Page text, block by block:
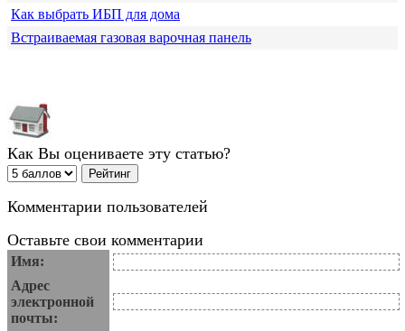
Как выбрать ИБП для дома
Встраиваемая газовая варочная панель
Как Вы оцениваете эту статью?
Комментарии пользователей
Оставьте свои комментарии
Имя:
Адрес
электронной
почты: